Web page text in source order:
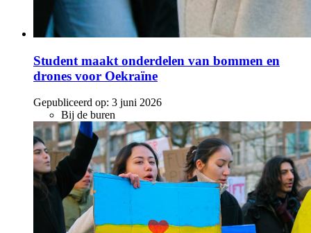
Student maakt onderdelen van bommen en
drones voor Oekraïne
Gepubliceerd op: 3 juni 2026
Bij de buren